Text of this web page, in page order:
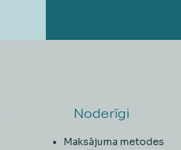
Noderīgi
Maksājuma metodes